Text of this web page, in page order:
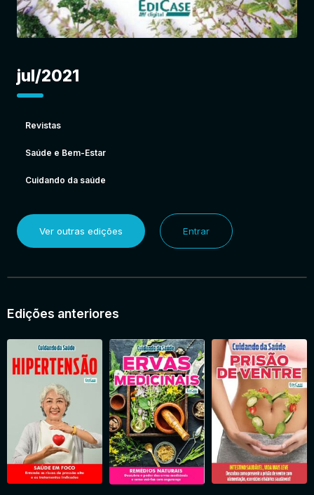
jul/2021
Revistas
Saúde e Bem-Estar
Cuidando da saúde
Ver outras edições Entrar
Edições anteriores